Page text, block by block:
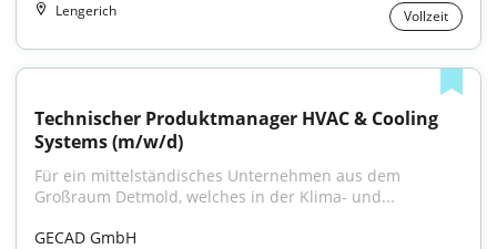
Lengerich Vollzeit
Technischer Produktmanager HVAC & Cooling
Systems (m/w/d)
Für ein mittelständisches Unternehmen aus dem
Großraum Detmold, welches in der Klima- und...
GECAD GmbH